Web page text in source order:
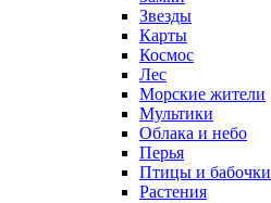
Звезды
Карты
Космос
Лес
Морские жители
Мультики
Облака и небо
Перья
Птицы и бабочки
Растения